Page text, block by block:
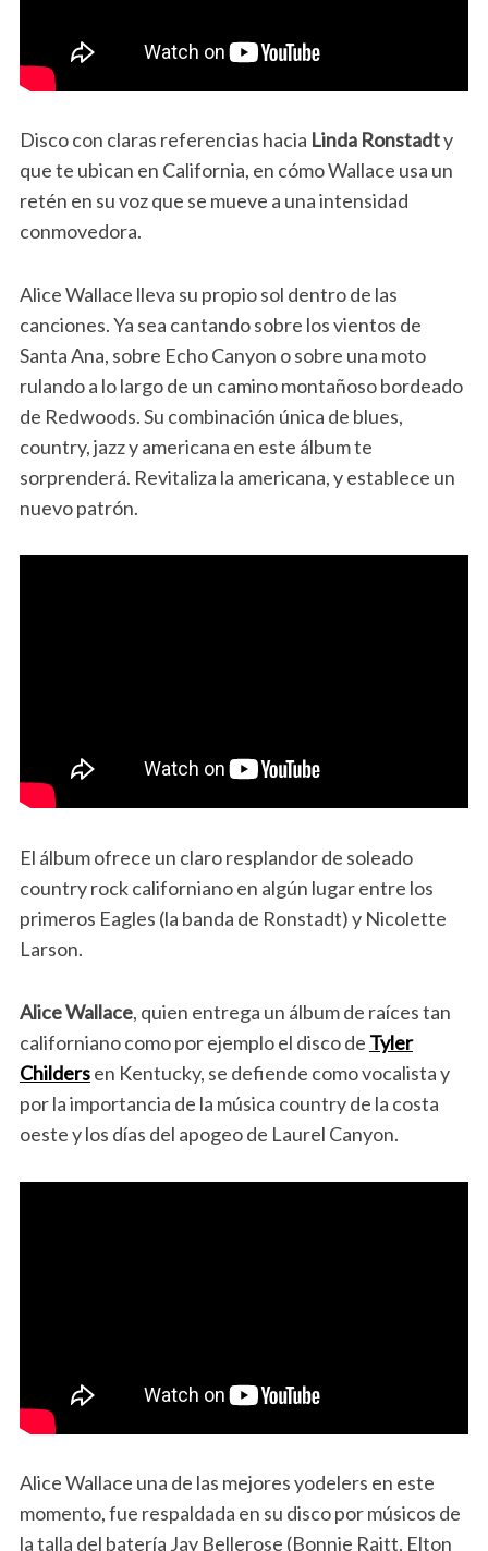
Disco con claras referencias hacia Linda Ronstadty
que te ubican en California, en cómo Wallace usa un
retén en su voz que se mueve a una intensidad
conmovedora.
Alice Wallace lleva su propio sol dentro de las
canciones. Ya sea cantando sobre los vientos de
Santa Ana, sobre Echo Canyon o sobre una moto
rulando a lo largo de un camino montañoso bordeado
de Redwoods. Su combinación única de blues,
country, jazz y americana en este álbum te
sorprenderá. Revitaliza la americana, y establece un
nuevo patrón.
El álbum ofrece un claro resplandor de soleado
country rock californiano en algún lugar entre los
primeros Eagles (la banda de Ronstadt) y Nicolette
Larson.
Alice Wallace, quien entrega un álbum de raíces tan
californiano como por ejemplo el disco de Tyler
Childersen Kentucky, se defiende como vocalista y
por la importancia de la música country de la costa
oeste y los días del apogeo de Laurel Canyon.
Alice Wallace una de las mejores yodelers en este
momento, fue respaldada en su disco por músicos de
la talla del batería Jay Bellerose (Bonnie Raitt, Elton